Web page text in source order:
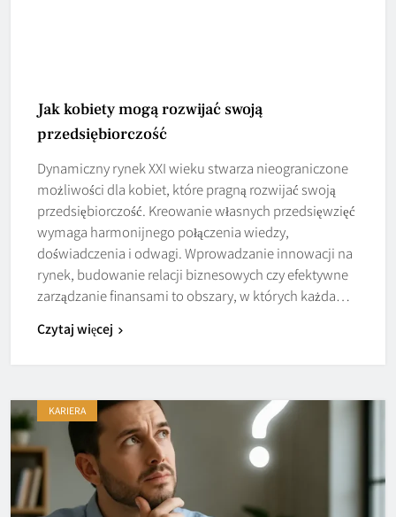
Jak kobiety mogą rozwijać swoją
przedsiębiorczość
Dynamiczny rynek XXI wieku stwarza nieograniczone
możliwości dla kobiet, które pragną rozwijać swoją
przedsiębiorczość. Kreowanie własnych przedsięwzięć
wymaga harmonijnego połączenia wiedzy,
doświadczenia i odwagi. Wprowadzanie innowacji na
rynek, budowanie relacji biznesowych czy efektywne
zarządzanie finansami to obszary, w których każda…
Czytaj więcej
KARIERA